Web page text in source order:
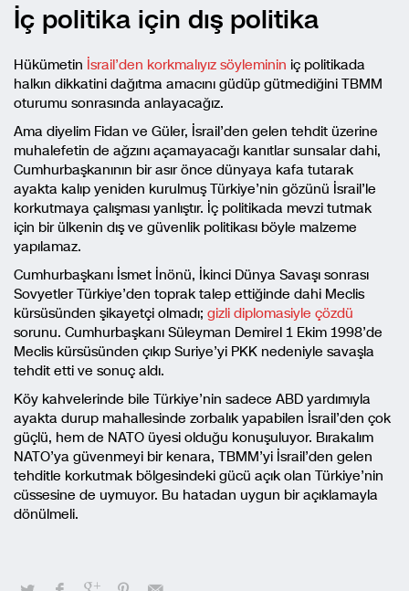
İç politika için dış politika
Hükümetin İsrail’den korkmalıyız söyleminin iç politikada
halkın dikkatini dağıtma amacını güdüp gütmediğini TBMM
oturumu sonrasında anlayacağız.
Ama diyelim Fidan ve Güler, İsrail’den gelen tehdit üzerine
muhalefetin de ağzını açamayacağı kanıtlar sunsalar dahi,
Cumhurbaşkanının bir asır önce dünyaya kafa tutarak
ayakta kalıp yeniden kurulmuş Türkiye’nin gözünü İsrail’le
korkutmaya çalışması yanlıştır. İç politikada mevzi tutmak
için bir ülkenin dış ve güvenlik politikası böyle malzeme
yapılamaz.
Cumhurbaşkanı İsmet İnönü, İkinci Dünya Savaşı sonrası
Sovyetler Türkiye’den toprak talep ettiğinde dahi Meclis
kürsüsünden şikayetçi olmadı; gizli diplomasiyle çözdü
sorunu. Cumhurbaşkanı Süleyman Demirel 1 Ekim 1998’de
Meclis kürsüsünden çıkıp Suriye’yi PKK nedeniyle savaşla
tehdit etti ve sonuç aldı.
Köy kahvelerinde bile Türkiye’nin sadece ABD yardımıyla
ayakta durup mahallesinde zorbalık yapabilen İsrail’den çok
güçlü, hem de NATO üyesi olduğu konuşuluyor. Bırakalım
NATO’ya güvenmeyi bir kenara, TBMM’yi İsrail’den gelen
tehditle korkutmak bölgesindeki gücü açık olan Türkiye’nin
cüssesine de uymuyor. Bu hatadan uygun bir açıklamayla
dönülmeli.